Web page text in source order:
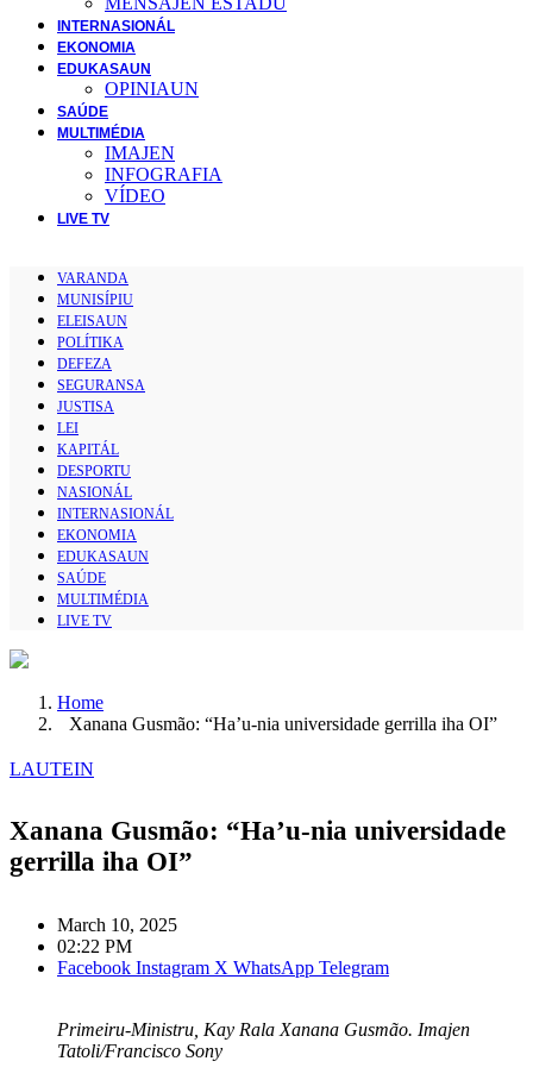
INTERNASIONÁL
EKONOMIA
EDUKASAUN
OPINIAUN
SAÚDE
MULTIMÉDIA
IMAJEN
INFOGRAFIA
VÍDEO
LIVE TV
VARANDA
MUNISÍPIU
ELEISAUN
POLÍTIKA
DEFEZA
SEGURANSA
JUSTISA
LEI
KAPITÁL
DESPORTU
NASIONÁL
INTERNASIONÁL
EKONOMIA
EDUKASAUN
SAÚDE
MULTIMÉDIA
LIVE TV
Home
Xanana Gusmão: “Ha’u-nia universidade gerrilla iha OI”
LAUTEIN
Xanana Gusmão: “Ha’u-nia universidade
gerrilla iha OI”
March 10, 2025
02:22 PM
Facebook Instagram X WhatsApp Telegram
Primeiru-Ministru, Kay Rala Xanana Gusmão. Imajen
Tatoli/Francisco Sony